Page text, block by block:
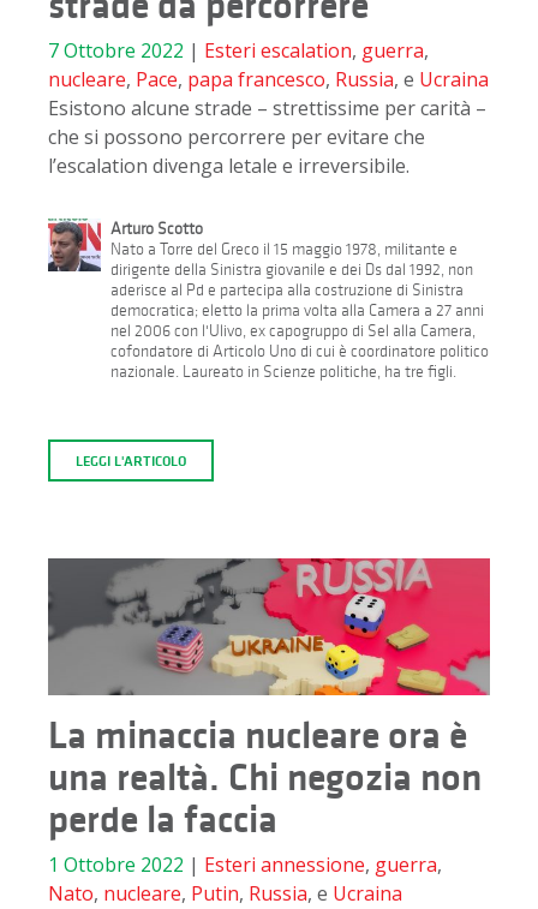
7 Ottobre 2022 | Esteri escalation, guerra,
nucleare, Pace, papa francesco, Russia, e Ucraina
Esistono alcune strade – strettissime per carità –
che si possono percorrere per evitare che
l’escalation divenga letale e irreversibile.
Arturo Scotto
Nato a Torre del Greco il 15 maggio 1978, militante e
dirigente della Sinistra giovanile e dei Ds dal 1992, non
aderisce al Pd e partecipa alla costruzione di Sinistra
democratica; eletto la prima volta alla Camera a 27 anni
nel 2006 con l'Ulivo, ex capogruppo di Sel alla Camera,
cofondatore di Articolo Uno di cui è coordinatore politico
nazionale. Laureato in Scienze politiche, ha tre figli.
LEGGI L'ARTICOLO
La minaccia nucleare ora è
una realtà. Chi negozia non
perde la faccia
1 Ottobre 2022 | Esteri annessione, guerra,
Nato, nucleare, Putin, Russia, e Ucraina